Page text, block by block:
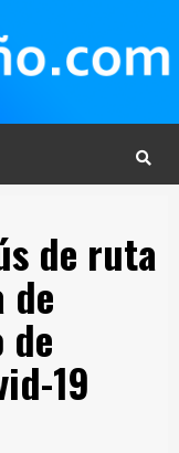
de ruta
de
de
19